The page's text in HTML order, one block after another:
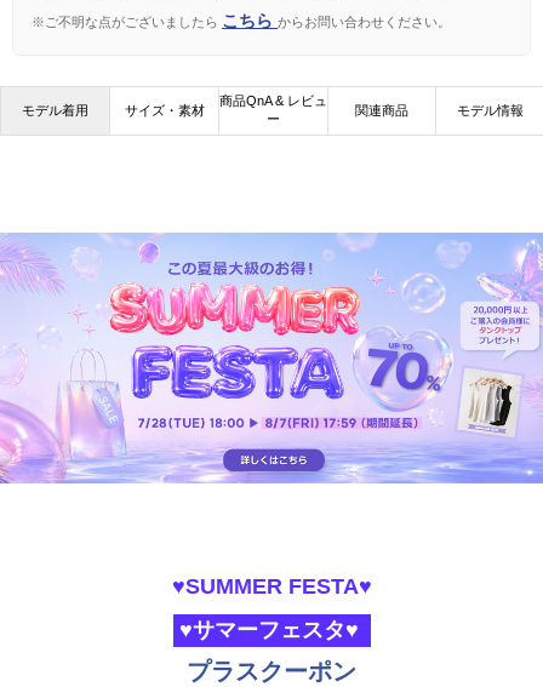
※ご不明な点がございましたら こちら からお問い合わせください。
モデル着用 サイズ・素材
商品QnA & レビュ
ー
関連商品 モデル情報
♥SUMMER FESTA♥
♥サマーフェスタ♥
プラスクーポン